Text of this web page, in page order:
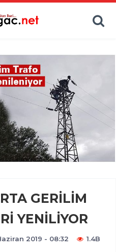
GERİLİM
YENİLİYOR
2019 - 08:32 1.4B